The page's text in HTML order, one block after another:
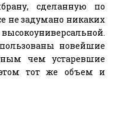
сделанную по
не задумано никаких
новейшие
чем устаревшие
этом тот же объем и